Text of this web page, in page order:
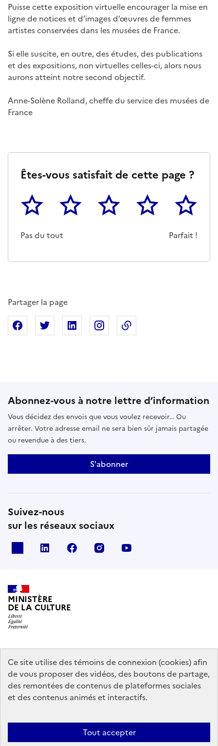
Ce site utilise des témoins de connexion (cookies) afin
de vous proposer des vidéos, des boutons de partage,
des remontées de contenus de plateformes sociales
et des contenus animés et interactifs.
Tout accepter
Puisse cette exposition virtuelle encourager la mise en
ligne de notices et d’images d’œuvres de femmes
artistes conservées dans les musées de France.
Si elle suscite, en outre, des études, des publications
et des expositions, non virtuelles celles-ci, alors nous
aurons atteint notre second objectif.
Anne-Solène Rolland, cheffe du service des musées de
France
Êtes-vous satisfait de cette page ?
1
Pas du tout
2 3 4 5
Parfait !
Partager la page
Partager sur Facebook
Partager sur XPartager sur Linkedin
Partager sur Instagram
Abonnez-vous à notre lettre d’information
Vous décidez des envois que vous voulez recevoir… Ou
arrêter. Votre adresse email ne sera bien sûr jamais partagée
ou revendue à des tiers.
S'abonner
Suivez-nous
sur les réseaux sociaux
linkedin facebook instagram
MINISTÈRE
DE LA CULTURE
data.gouv.fr legifrance.gouv.fr
info.gouv.fr
service-public.gouv.fr
Contact Mentions légales
Accessibilité : partiellement conforme
Politique générale de protection des données